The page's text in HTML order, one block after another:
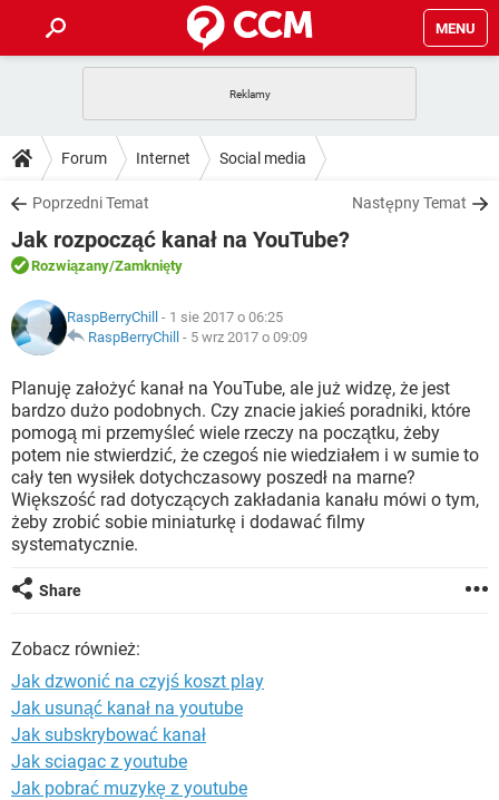
MENU
GRY WHATSAPP
SPOTIFY
INSTAGRAM FACEBOOK
WINDOWS 10
PORADY
PlayStation
SPOTIFY
INSTAGRAM
WINDOWS 10
DO POBRANIA
ANDROID TIKTOK
GRY
IOS NETFLIX
INSTAGRAM
WINDOWS 10
FORUM
COVID-19
GRY WHATSAPP
INSTAGRAM FACEBOOK
WINDOWS 10
ARTYKUŁY
COVID-19
GRY WHATSAPP
SPOTIFY NETFLIX
INSTAGRAM FACEBOOK
WINDOWS 10
Forum Internet Social media
Poprzedni Temat Następny Temat
Jak rozpocząć kanał na YouTube?
Rozwiązany/Zamknięty
RaspBerryChill - 1 sie 2017 o 06:25
RaspBerryChill - 5 wrz 2017 o 09:09
Planuję założyć kanał na YouTube, ale już widzę, że jest
bardzo dużo podobnych. Czy znacie jakieś poradniki, które
pomogą mi przemyśleć wiele rzeczy na początku, żeby
potem nie stwierdzić, że czegoś nie wiedziałem i w sumie to
cały ten wysiłek dotychczasowy poszedł na marne?
Większość rad dotyczących zakładania kanału mówi o tym,
żeby zrobić sobie miniaturkę i dodawać filmy
systematycznie.
Share
Zobacz również:
Jak dzwonić na czyjś koszt play
Jak usunąć kanał na youtube
Jak subskrybować kanał
Jak sciagac z youtube
Jak pobrać muzykę z youtube